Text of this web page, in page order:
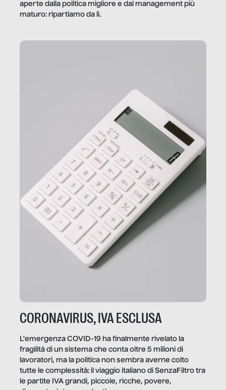
aperte dalla politica migliore e dal management più
maturo: ripartiamo da lì.
CORONAVIRUS, IVA ESCLUSA
L’emergenza COVID-19 ha finalmente rivelato la
fragilità di un sistema che conta oltre 5 milioni di
lavoratori, ma la politica non sembra averne colto
tutte le complessità: il viaggio italiano di SenzaFiltro tra
le partite IVA grandi, piccole, ricche, povere,